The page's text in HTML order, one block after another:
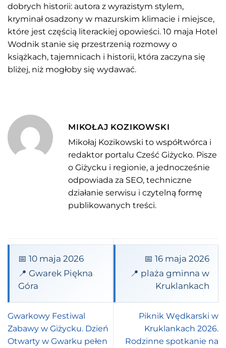
dobrych historii: autora z wyrazistym stylem,
kryminał osadzony w mazurskim klimacie i miejsce,
które jest częścią literackiej opowieści. 10 maja Hotel
Wodnik stanie się przestrzenią rozmowy o
książkach, tajemnicach i historii, która zaczyna się
bliżej, niż mogłoby się wydawać.
MIKOŁAJ KOZIKOWSKI
Mikołaj Kozikowski to współtwórca i
redaktor portalu Cześć Giżycko. Pisze
o Giżycku i regionie, a jednocześnie
odpowiada za SEO, techniczne
działanie serwisu i czytelną formę
publikowanych treści.
📅 10 maja 2026
📍 Gwarek Piękna
Góra
Gwarkowy Festiwal
Zabawy w Giżycku. Dzień
Otwarty w Gwarku pełen
📅 16 maja 2026
📍 plaża gminna w
Kruklankach
Piknik Wędkarski w
Kruklankach 2026.
Rodzinne spotkanie na